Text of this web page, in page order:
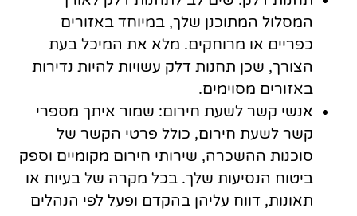
המסלול המתוכנן שלך, במיוחד באזורים
כפריים או מרוחקים. מלא את המיכל בעת
הצורך, שכן תחנות דלק עשויות להיות נדירות
באזורים מסוימים.
אנשי קשר לשעת חירום: שמור איתך מספרי
קשר לשעת חירום, כולל פרטי הקשר של
סוכנות ההשכרה, שירותי חירום מקומיים וספק
ביטוח הנסיעות שלך. בכל מקרה של בעיות או
תאונות, דווח עליהן בהקדם ופעל לפי הנהלים